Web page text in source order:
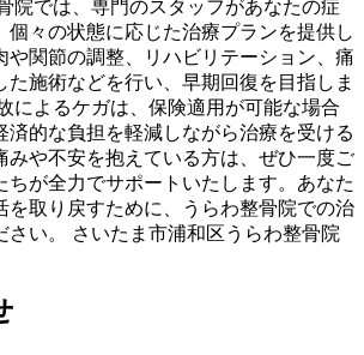
院では、専門のスタッフがあなたの症
個々の状態に応じた治療プランを提供し
や関節の調整、リハビリテーション、痛
た施術などを行い、早期回復を目指しま
によるケガは、保険適用が可能な場合
済的な負担を軽減しながら治療を受ける
みや不安を抱えている方は、ぜひ一度ご
ちが全力でサポートいたします。あなた
を取り戻すために、うらわ整骨院での治
さい。 さいたま市浦和区うらわ整骨院